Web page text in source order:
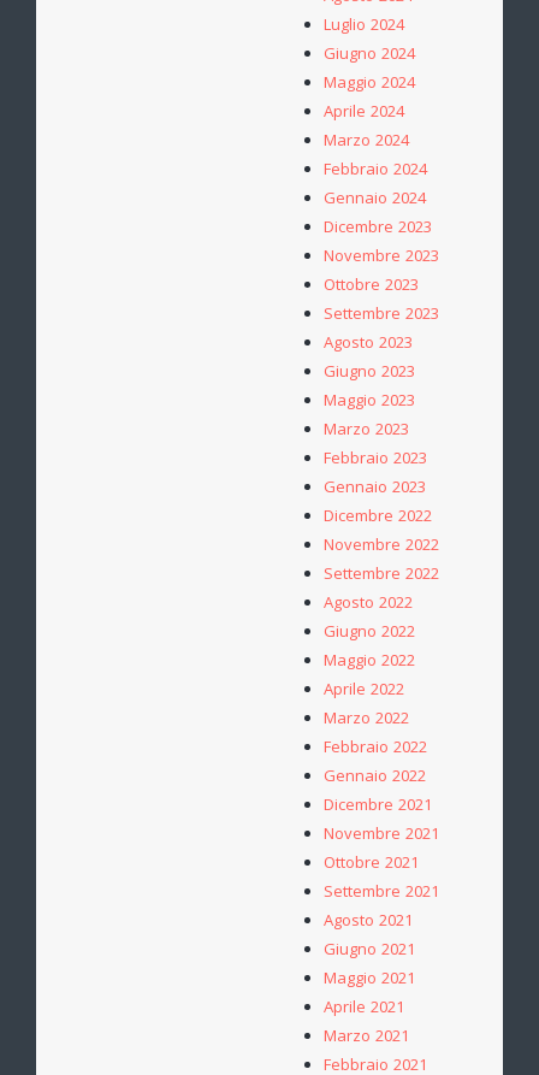
Luglio 2024
Giugno 2024
Maggio 2024
Aprile 2024
Marzo 2024
Febbraio 2024
Gennaio 2024
Dicembre 2023
Novembre 2023
Ottobre 2023
Settembre 2023
Agosto 2023
Giugno 2023
Maggio 2023
Marzo 2023
Febbraio 2023
Gennaio 2023
Dicembre 2022
Novembre 2022
Settembre 2022
Agosto 2022
Giugno 2022
Maggio 2022
Aprile 2022
Marzo 2022
Febbraio 2022
Gennaio 2022
Dicembre 2021
Novembre 2021
Ottobre 2021
Settembre 2021
Agosto 2021
Giugno 2021
Maggio 2021
Aprile 2021
Marzo 2021
Febbraio 2021